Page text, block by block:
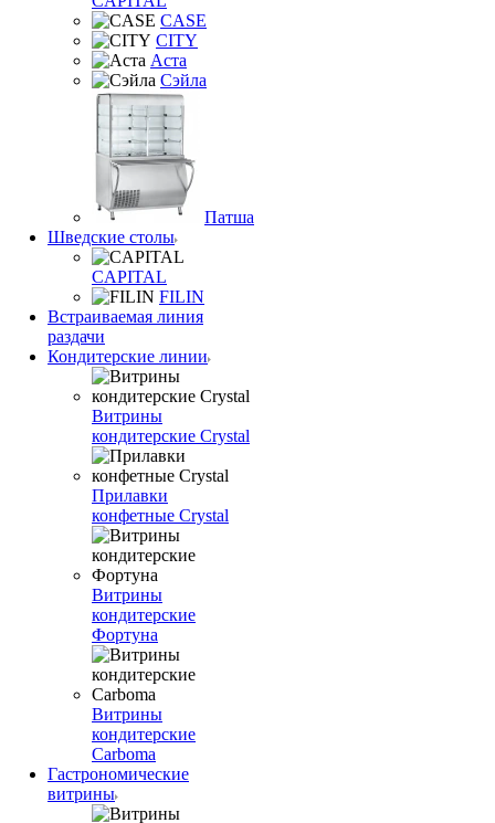
CASE
CITY
Аста
Сэйла
Патша
Шведские столы
CAPITAL
FILIN
Встраиваемая линия
раздачи
Кондитерские линии
Витрины
кондитерские Crystal
Прилавки
конфетные Crystal
Витрины
кондитерские
Фортуна
Витрины
кондитерские
Carboma
Гастрономические
витрины